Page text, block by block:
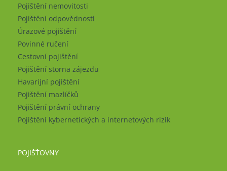
Pojištění nemovitosti
Pojištění odpovědnosti
Úrazové pojištění
Povinné ručení
Cestovní pojištění
Pojištění storna zájezdu
Havarijní pojištění
Pojištění mazlíčků
Pojištění právní ochrany
Pojištění kybernetických a internetových rizik
POJIŠŤOVNY